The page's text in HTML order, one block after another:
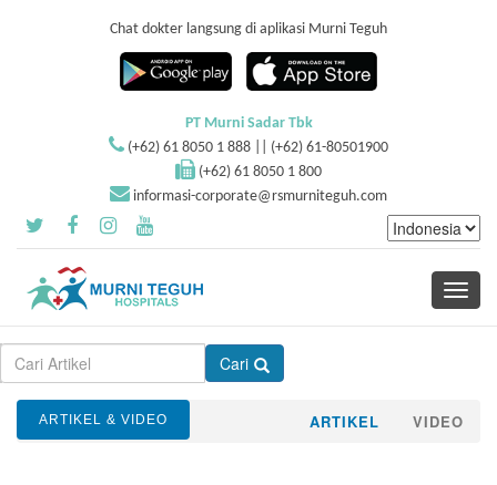
Chat dokter langsung di aplikasi Murni Teguh
PT Murni Sadar Tbk
(+62) 61 8050 1 888 || (+62) 61-80501900
(+62) 61 8050 1 800
informasi-corporate@rsmurniteguh.com
Toggle
Cari
ARTIKEL & VIDEO ARTIKEL VIDEO